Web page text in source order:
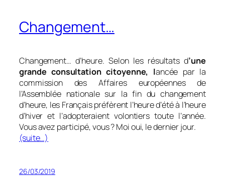
Changement…
Changement… d’heure. Selon les résultats d’une
grande consultation citoyenne, lancée par la
commission des Affaires européennes de
l’Assemblée nationale sur la fin du changement
d’heure, les Français préfèrent l’heure d’été à l’heure
d’hiver et l’adopteraient volontiers toute l’année.
Vous avez participé, vous ? Moi oui, le dernier jour.
(suite…)
26/03/2019